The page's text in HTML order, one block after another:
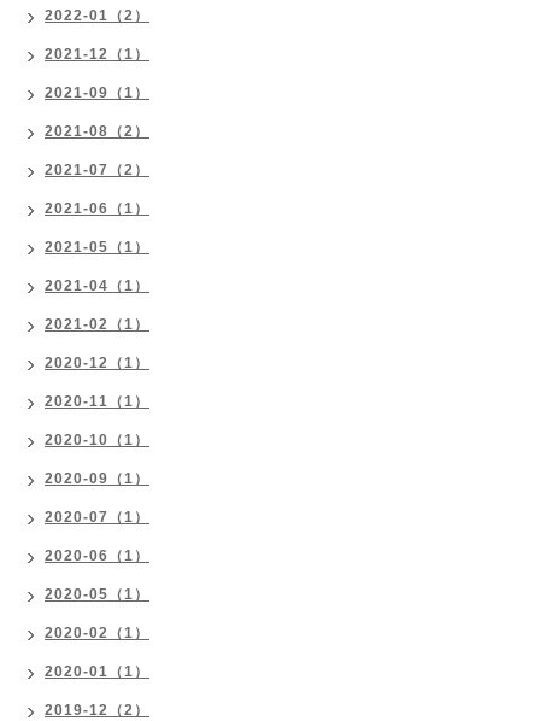
2022-01（2）
2021-12（1）
2021-09（1）
2021-08（2）
2021-07（2）
2021-06（1）
2021-05（1）
2021-04（1）
2021-02（1）
2020-12（1）
2020-11（1）
2020-10（1）
2020-09（1）
2020-07（1）
2020-06（1）
2020-05（1）
2020-02（1）
2020-01（1）
2019-12（2）